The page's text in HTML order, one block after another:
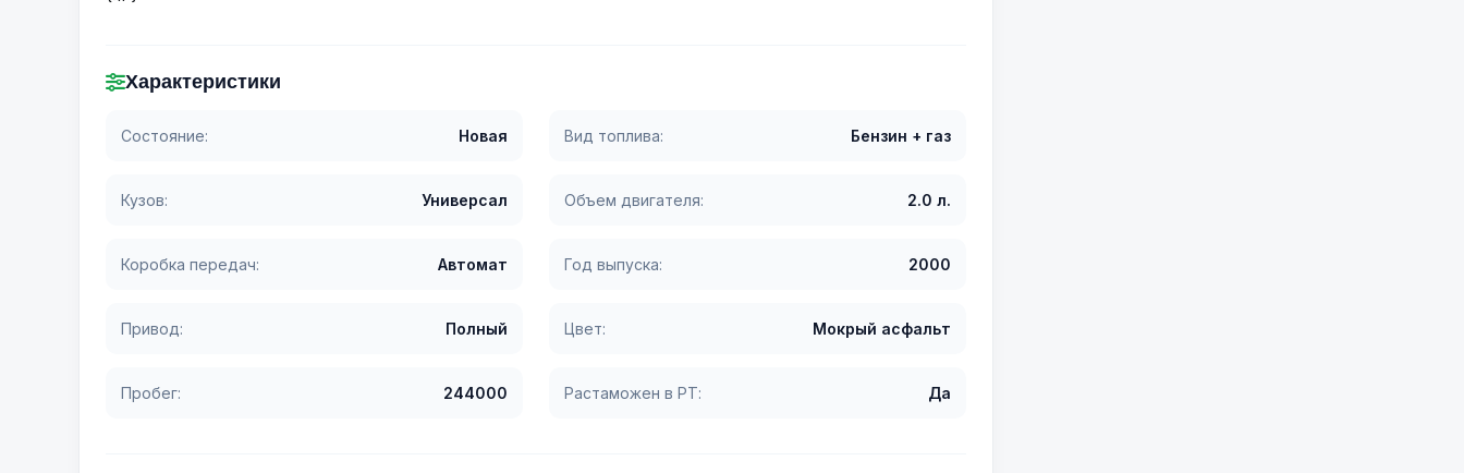
Характеристики
Состояние: Новая Вид топлива: Бензин + газ
Кузов: Универсал Объем двигателя: 2.0 л.
Коробка передач: Автомат Год выпуска: 2000
Привод: Полный Цвет: Мокрый асфальт
Пробег: 244000 Растаможен в РТ: Да